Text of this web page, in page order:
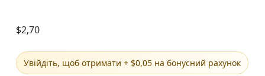
$2,70
Увійдіть, щоб отримати + $0,05 на бонусний рахунок